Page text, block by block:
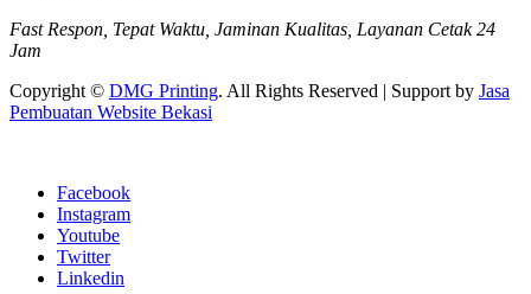
Fast Respon, Tepat Waktu, Jaminan Kualitas, Layanan Cetak 24
Jam
Copyright © DMG Printing. All Rights Reserved | Support by Jasa
Pembuatan Website Bekasi
Facebook
Instagram
Youtube
Twitter
Linkedin